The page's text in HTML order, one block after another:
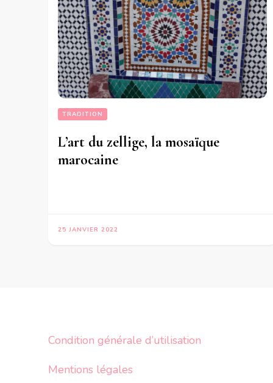
TRADITION
L’art du zellige, la mosaïque
marocaine
25 JANVIER 2022
Condition générale d’utilisation
Mentions légales